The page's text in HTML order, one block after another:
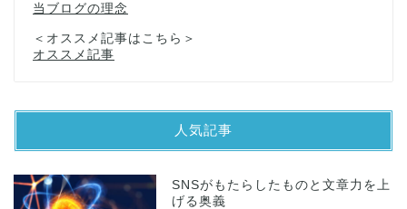
当ブログの理念
＜オススメ記事はこちら＞
オススメ記事
人気記事
SNSがもたらしたものと文章力を上
げる奥義